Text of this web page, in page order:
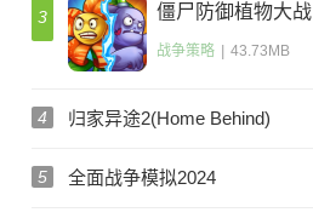
3
僵尸防御植物大战
(Zombie Defense)
战争策略 43.73MB
4 归家异途2(Home Behind)
5 全面战争模拟2024